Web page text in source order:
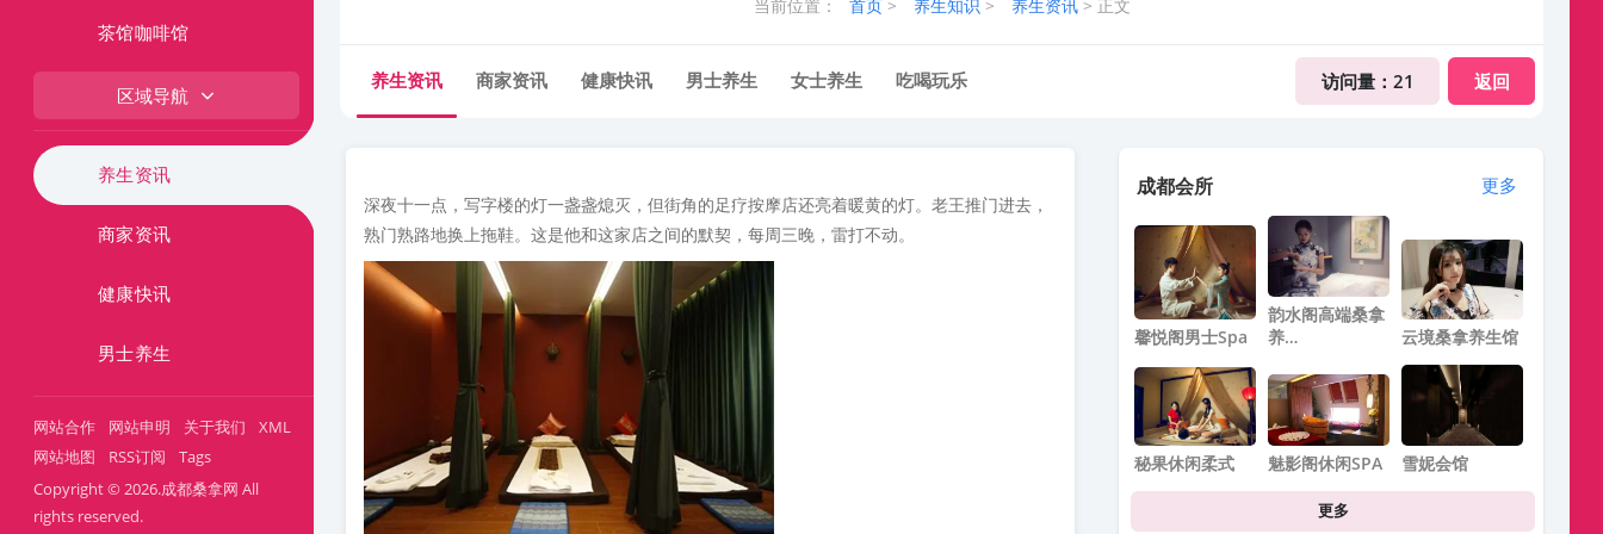
茶馆咖啡馆
区域导航
养生资讯
商家资讯
健康快讯
男士养生
网站合作 网站申明 关于我们
XML
网站地图
RSS订阅
Tags
Copyright © 2026.成都桑拿网 All
rights reserved.
当前位置： 首页 > 养生知识 > 养生资讯> 正文
访问量： 21 返回
养生资讯 商家资讯 健康快讯 男士养生 女士养生 吃喝玩乐
深夜十一点，写字楼的灯一盏盏熄灭，但街角的足疗按摩店还亮着暖黄的灯。老王推门进去，
熟门熟路地换上拖鞋。这是他和这家店之间的默契，每周三晚，雷打不动。
成都会所 更多
馨悦阁男士spa
韵水阁高端桑拿
养…
云境桑拿养生馆
秘果休闲柔式 魅影阁休闲SPA 雪妮会馆
更多